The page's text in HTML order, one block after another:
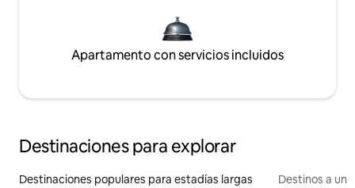
Apartamento con servicios incluidos
Destinaciones para explorar
Destinaciones populares para estadías largas Destinos a un